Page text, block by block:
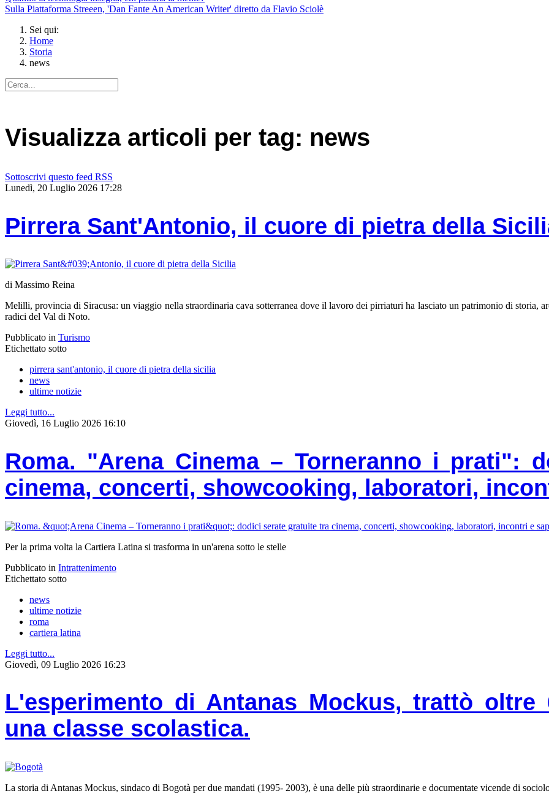
Sulla Piattaforma Streeen, 'Dan Fante An American Writer' diretto da Flavio Sciolè
Sei qui:
Home
Storia
news
Visualizza articoli per tag: news
Sottoscrivi questo feed RSS
Lunedì, 20 Luglio 2026 17:28
Pirrera Sant'Antonio, il cuore di pietra della
di Massimo Reina
Melilli, provincia di Siracusa: un viaggio nella straordinaria cava sotterranea dove il lavoro dei pirriaturi ha lasciato un patrimonio di storia,
radici del Val di Noto.
Pubblicato in Turismo
Etichettato sotto
pirrera sant'antonio, il cuore di pietra della sicilia
news
ultime notizie
Leggi tutto...
Giovedì, 16 Luglio 2026 16:10
Roma. "Arena Cinema – Torneranno i prati":
cinema, concerti, showcooking, laboratori,
Per la prima volta la Cartiera Latina si trasforma in un'arena sotto le stelle
Pubblicato in Intrattenimento
Etichettato sotto
news
ultime notizie
roma
cartiera latina
Leggi tutto...
Giovedì, 09 Luglio 2026 16:23
L'esperimento di Antanas Mockus, trattò
una classe scolastica.
La storia di Antanas Mockus, sindaco di Bogotà per due mandati (1995- 2003), è una delle più straordinarie e documentate vicende di